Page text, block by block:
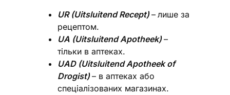
UR (Uitsluitend Recept) – лише за
рецептом.
UA (Uitsluitend Apotheek) –
тільки в аптеках.
UAD (Uitsluitend Apotheek of
Drogist) – в аптеках або
спеціалізованих магазинах.